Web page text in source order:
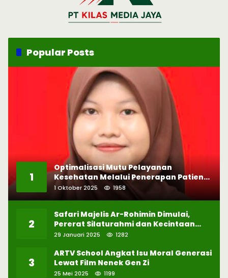
Popular Posts
1
Optimalisasi Mutu Pelayanan
Kesehatan Melalui Penerapan Patient
Safety
1 Oktober 2025 1958
2
Safari Majelis Ar-Rohimin Dimulai,
Pererat Silaturahmi dan Kecintaan
pada Selawat
29 Januari 2025 1282
3
ARTV School Angkat Isu Moral Generasi
Lewat Film Nenek Gen Zi
25 Mei 2025 1199